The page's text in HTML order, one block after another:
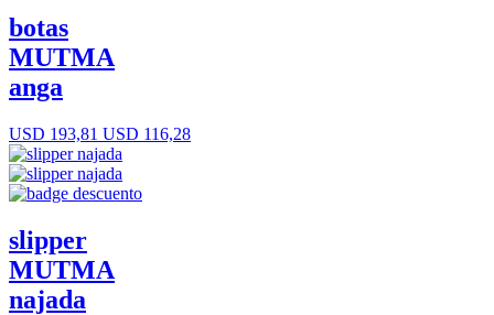
botas
MUTMA
anga
USD 193,81 USD 116,28
slipper
MUTMA
najada